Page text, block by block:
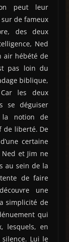
peut leur
de fameux
des deux
Ned
air hébété de
pas loin du
biblique,
les deux
se déguiser
la notion de
de liberté. De
certaine
et Jim ne
au sein de la
de faire
une
simplicité de
qui
lesquels, en
Lui le